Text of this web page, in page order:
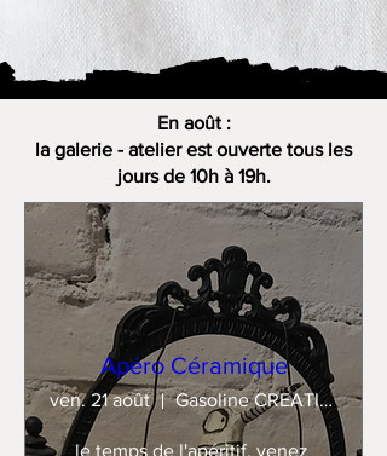
En août :
la galerie - atelier est ouverte tous les
jours de 10h à 19h.
Apéro Céramique
ven. 21 août Gasoline CREATION
le temps de l'apéritif, venez